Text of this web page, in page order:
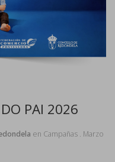
PAI 2026
en Campañas. Marzo